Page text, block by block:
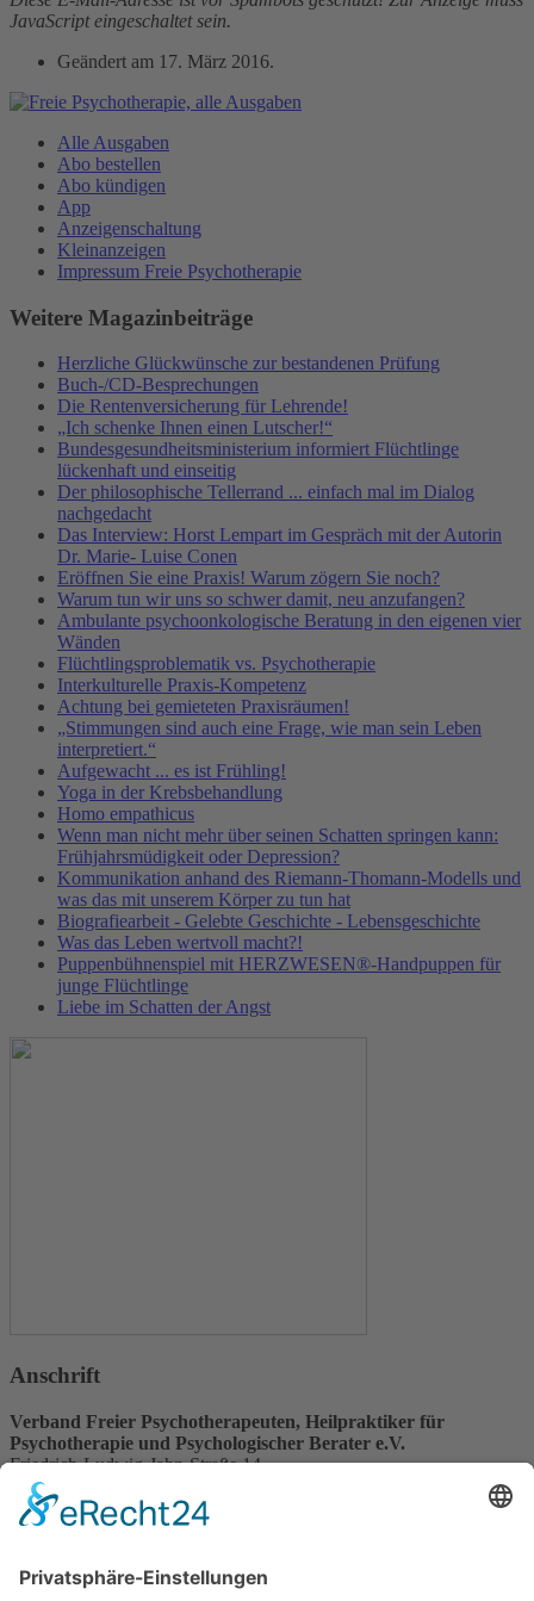
JavaScript eingeschaltet sein.
Geändert am 17. März 2016.
Alle Ausgaben
Abo bestellen
Abo kündigen
App
Anzeigenschaltung
Kleinanzeigen
Impressum Freie Psychotherapie
Weitere Magazinbeiträge
Herzliche Glückwünsche zur bestandenen Prüfung
Buch-/CD-Besprechungen
Die Rentenversicherung für Lehrende!
„Ich schenke Ihnen einen Lutscher!“
Bundesgesundheitsministerium informiert Flüchtlinge
lückenhaft und einseitig
Der philosophische Tellerrand ... einfach mal im Dialog
nachgedacht
Das Interview: Horst Lempart im Gespräch mit der Autorin
Dr. Marie- Luise Conen
Eröffnen Sie eine Praxis! Warum zögern Sie noch?
Warum tun wir uns so schwer damit, neu anzufangen?
Ambulante psychoonkologische Beratung in den eigenen vier
Wänden
Flüchtlingsproblematik vs. Psychotherapie
Interkulturelle Praxis-Kompetenz
Achtung bei gemieteten Praxisräumen!
„Stimmungen sind auch eine Frage, wie man sein Leben
interpretiert.“
Aufgewacht ... es ist Frühling!
Yoga in der Krebsbehandlung
Homo empathicus
Wenn man nicht mehr über seinen Schatten springen kann:
Frühjahrsmüdigkeit oder Depression?
Kommunikation anhand des Riemann-Thomann-Modells und
was das mit unserem Körper zu tun hat
Biografiearbeit - Gelebte Geschichte - Lebensgeschichte
Was das Leben wertvoll macht?!
Puppenbühnenspiel mit HERZWESEN®-Handpuppen für
junge Flüchtlinge
Liebe im Schatten der Angst
Anschrift
Verband Freier Psychotherapeuten, Heilpraktiker für
Psychotherapie und Psychologischer Berater e.V.
Friedrich-Ludwig-Jahn-Straße 14
31582 Nienburg/Weser
Service-Team
05021-8650320